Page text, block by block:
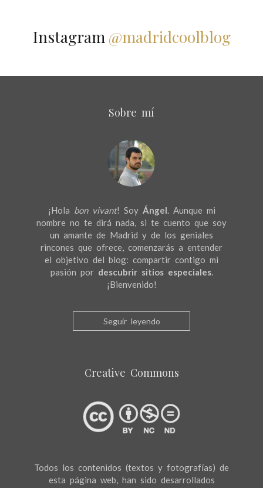
Instagram @madridcoolblog
Sobre mí
¡Hola bon vivant! Soy Ángel. Aunque mi
nombre no te dirá nada, si te cuento que soy
un amante de Madrid y de los geniales
rincones que ofrece, comenzarás a entender
el objetivo del blog: compartir contigo mi
pasión por descubrir sitios especiales.
¡Bienvenido!
Seguir leyendo
Creative Commons
Todos los contenidos (textos y fotografías) de
esta página web, han sido desarrollados